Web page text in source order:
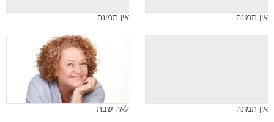
אין תמונה אין תמונה
אין תמונה לאה שבת